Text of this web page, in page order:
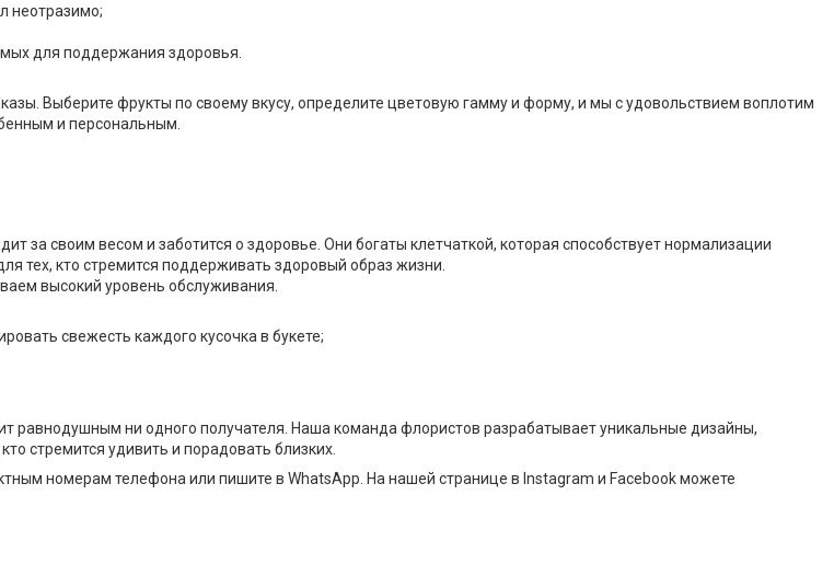
неотразимо;
для поддержания здоровья.
Выберите фрукты по своему вкусу, определите цветовую гамму и форму, и мы с удовольствием воплотим
и персональным.
за своим весом и заботится о здоровье. Они богаты клетчаткой, которая способствует нормализации
тех, кто стремится поддерживать здоровый образ жизни.
высокий уровень обслуживания.
свежесть каждого кусочка в букете;
равнодушным ни одного получателя. Наша команда флористов разрабатывает уникальные дизайны,
стремится удивить и порадовать близких.
номерам телефона или пишите в WhatsApp. На нашей странице в Instagram и Facebook можете